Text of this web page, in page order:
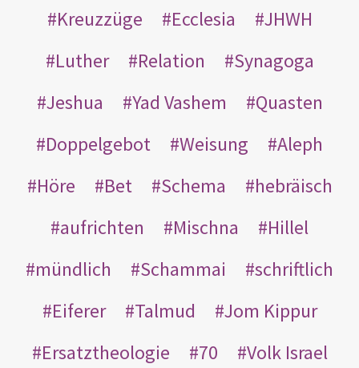
Kreuzzüge
Ecclesia
JHWH
Luther
Relation
Synagoga
Jeshua
Yad Vashem
Quasten
Doppelgebot
Weisung
Aleph
Höre
Bet Schema
hebräisch
aufrichten
Mischna
Hillel
mündlich
Schammai
schriftlich
Eiferer
Talmud
Jom Kippur
Ersatztheologie
70 Volk Israel